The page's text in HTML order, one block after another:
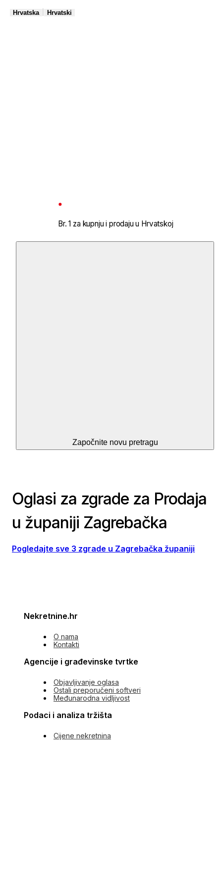
Hrvatska Hrvatski
Br. 1 za kupnju i prodaju u Hrvatskoj
Započnite novu pretragu
Oglasi za zgrade za Prodaja
u županiji Zagrebačka
Pogledajte sve 3 zgrade u Zagrebačka županiji
Nekretnine.hr
O nama
Kontakti
Agencije i građevinske tvrtke
Objavljivanje oglasa
Ostali preporučeni softveri
Međunarodna vidljivost
Podaci i analiza tržišta
Cijene nekretnina